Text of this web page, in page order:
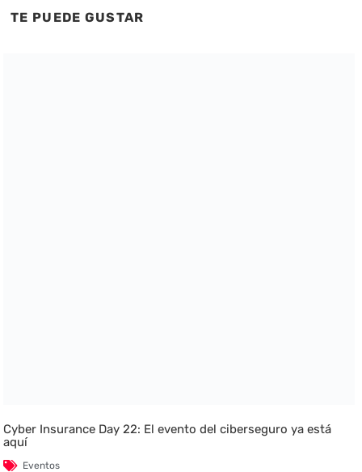
TE PUEDE GUSTAR
Cyber Insurance Day 22: El evento del ciberseguro ya está
aquí
Eventos